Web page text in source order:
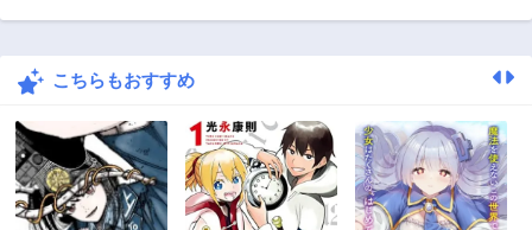
こちらもおすすめ